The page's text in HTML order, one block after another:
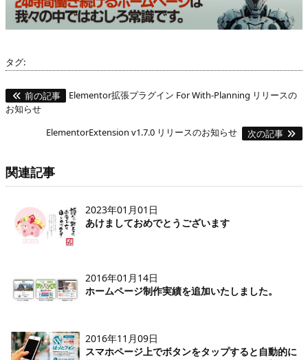
タグ:
前の記事
Elementor拡張プラグイン For With-Planning リリースの
お知らせ
ElementorExtension v1.7.0 リリースのお知らせ
次の記事
関連記事
2023年01月01日
あけましておめでとうございます
2016年01月14日
ホームページ制作実績を追加いたしました。
2016年11月09日
スマホページ上でボタンをタップすると自動的に